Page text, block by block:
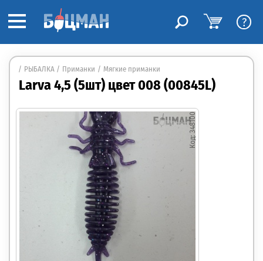
?
РЫБАЛКА Приманки Мягкие приманки
Larva 4,5 (5шт) цвет 008 (00845L)
348100